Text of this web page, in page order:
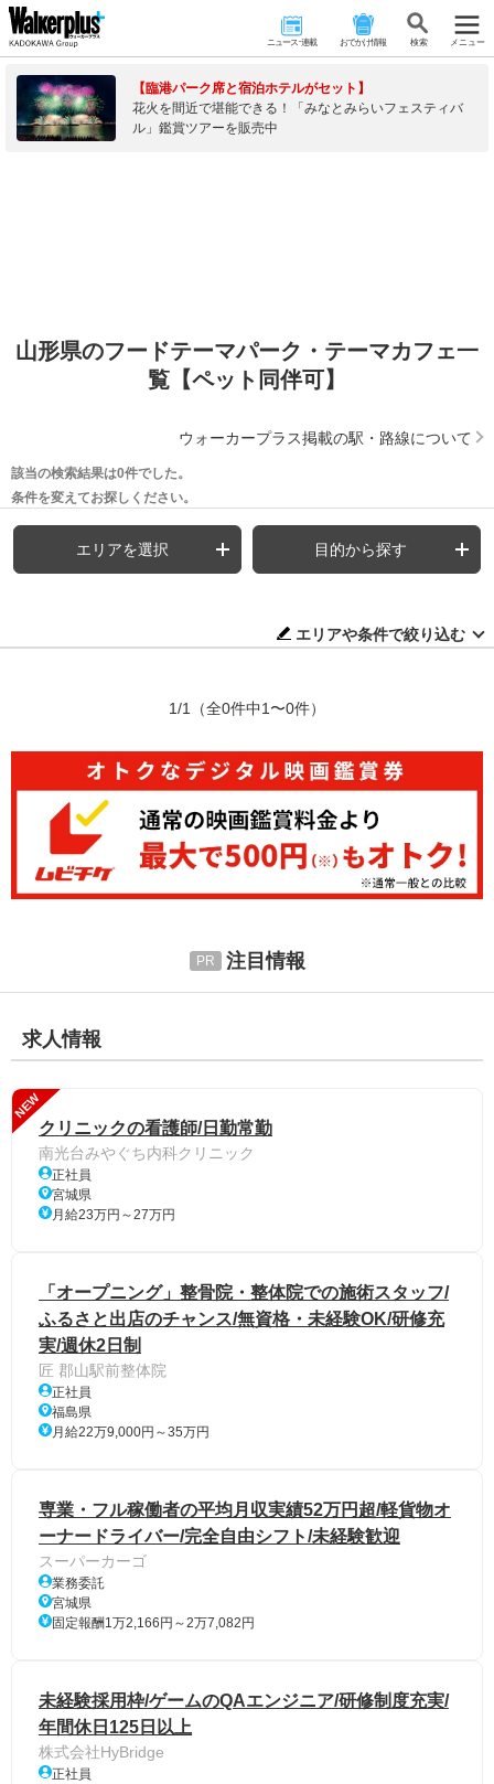
ニュース･連載 おでかけ情報 検 索 メニュー
【臨港パーク席と宿泊ホテルがセット】
花火を間近で堪能できる！「みなとみらいフェスティバ
ル」鑑賞ツアーを販売中
山形県のフードテーマパーク・テーマカフェ一
覧【ペット同伴可】
ウォーカープラス掲載の駅・路線について
該当の検索結果は0件でした。
条件を変えてお探しください。
エリアを選択 目的から探す
エリアや条件で絞り込む
1/1 （全0件中1〜0件）
注目情報
求人情報
NEW
クリニックの看護師/日勤常勤
南光台みやぐち内科クリニック
正社員
宮城県
月給23万円～27万円
「オープニング」整骨院・整体院での施術スタッフ/
ふるさと出店のチャンス/無資格・未経験OK/研修充
実/週休2日制
匠 郡山駅前整体院
正社員
福島県
月給22万9,000円～35万円
専業・フル稼働者の平均月収実績52万円超/軽貨物オ
ーナードライバー/完全自由シフト/未経験歓迎
スーパーカーゴ
業務委託
宮城県
固定報酬1万2,166円～2万7,082円
未経験採用枠/ゲームのQAエンジニア/研修制度充実/
年間休日125日以上
株式会社HyBridge
正社員